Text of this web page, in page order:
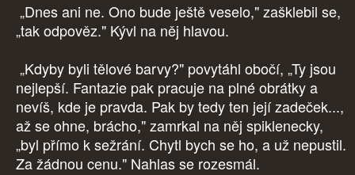
„Dnes ani ne. Ono bude ještě veselo," zašklebil se,
„tak odpověz." Kývl na něj hlavou.
„Kdyby byli tělové barvy?" povytáhl obočí, „Ty jsou
nejlepší. Fantazie pak pracuje na plné obrátky a
nevíš, kde je pravda. Pak by tedy ten její zadeček...,
až se ohne, brácho," zamrkal na něj spiklenecky,
„byl přímo k sežrání. Chytl bych se ho, a už nepustil.
Za žádnou cenu." Nahlas se rozesmál.